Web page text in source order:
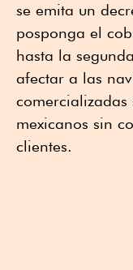
se emita un
posponga el
hasta la
afectar a las
comercializadas
mexicanos sin
clientes.